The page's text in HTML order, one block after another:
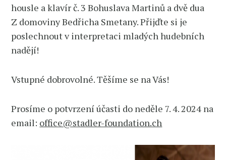
housle a klavír č. 3 Bohuslava Martinů a dvě dua
Z domoviny Bedřicha Smetany. Přijďte si je
poslechnout v interpretaci mladých hudebních
nadějí!
Vstupné dobrovolné. Těšíme se na Vás!
Prosíme o potvrzení účasti do neděle 7. 4. 2024 na
email: office@stadler-foundation.ch